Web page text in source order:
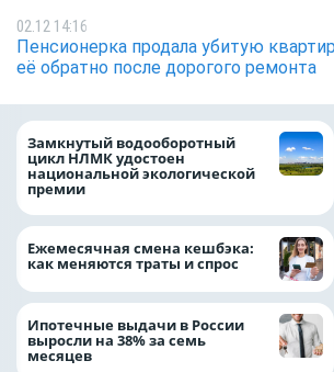
02.12 14:16
Пенсионерка продала убитую
её обратно после дорогого ремонта
Замкнутый водооборотный
цикл НЛМК удостоен
национальной экологической
премии
Ежемесячная смена кешбэка:
как меняются траты и спрос
Ипотечные выдачи в России
выросли на 38% за семь
месяцев